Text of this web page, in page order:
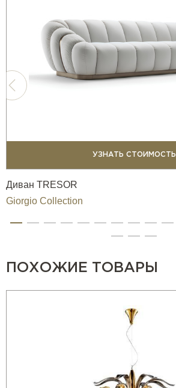
УЗНАТЬ СТОИМОСТЬ
Диван TRESOR
Giorgio Collection
ПОХОЖИЕ ТОВАРЫ